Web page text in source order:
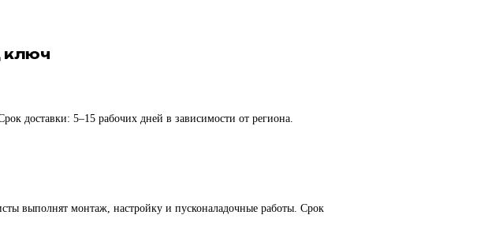
ключ
доставки: 5–15 рабочих дней в зависимости от региона.
выполнят монтаж, настройку и пусконаладочные работы. Срок